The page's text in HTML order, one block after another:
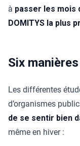
à passer les mois
DOMITYS la plus
Six
Les différentes
d’organismes
de se sentir bien
même en hiver :